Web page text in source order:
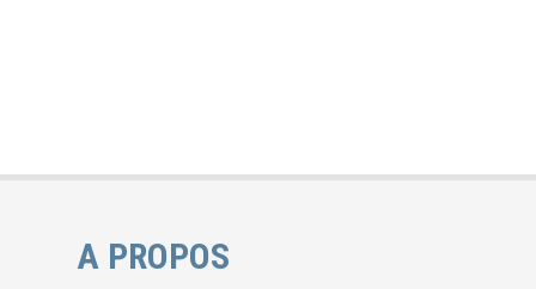
A PROPOS